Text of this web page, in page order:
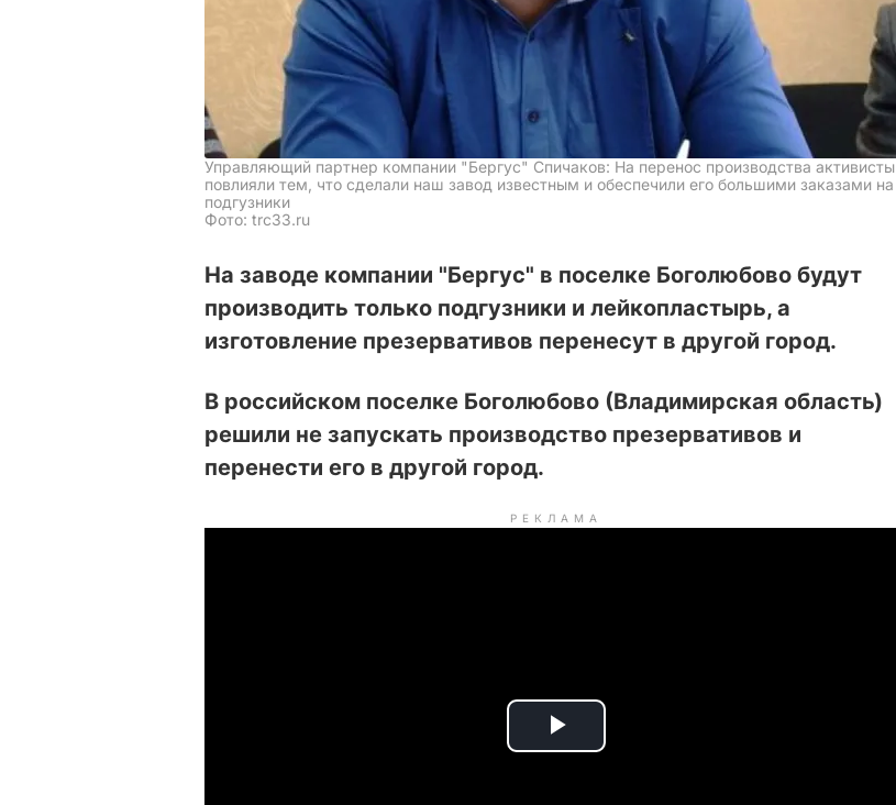
Управляющий партнер компании "Бергус" Спичаков: На перенос производства активисты
повлияли тем, что сделали наш завод известным и обеспечили его большими заказами на
подгузники
Фото: trc33.ru
На заводе компании "Бергус" в поселке Боголюбово будут
производить только подгузники и лейкопластырь, а
изготовление презервативов перенесут в другой город.
В российском поселке Боголюбово (Владимирская область)
решили не запускать производство презервативов и
перенести его в другой город.
РЕКЛАМА
P